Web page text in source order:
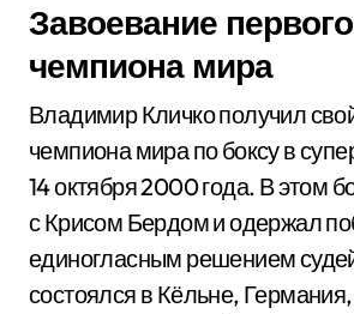
Завоевание
чемпиона мира
Владимир Кличко получил
чемпиона мира по боксу в
14 октября 2000 года. В этом
с Крисом Бердом и одержал
единогласным решением
состоялся в Кёльне,